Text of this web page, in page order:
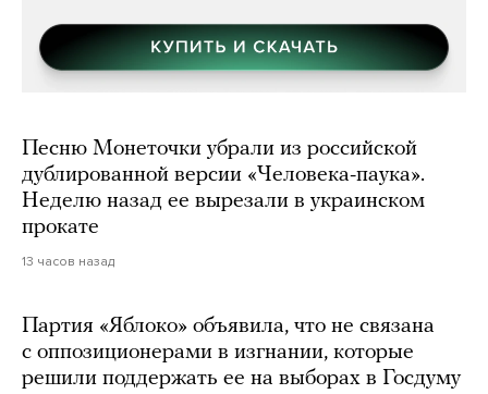
Песню Монеточки убрали из российской
дублированной версии «Человека-паука».
Неделю назад ее вырезали в украинском
прокате
13 часов назад
Партия «Яблоко» объявила, что не связана
с оппозиционерами в изгнании, которые
решили поддержать ее на выборах в Госдуму